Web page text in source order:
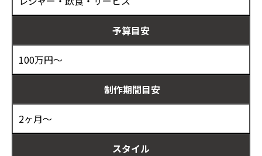
予算目安
100万円～
制作期間目安
2ヶ月～
スタイル